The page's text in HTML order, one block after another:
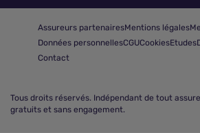
Assureurs partenairesMentions légales
Données personnellesCGUCookiesEtudes
Contact
Tous droits réservés. Indépendant de tout
gratuits et sans engagement.